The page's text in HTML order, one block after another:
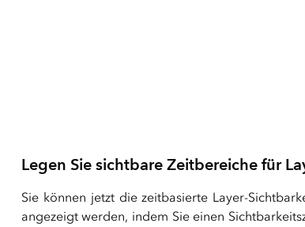
Legen Sie sichtbare Zeitbereiche für
Sie können jetzt die zeitbasierte Layer-
angezeigt werden, indem Sie einen